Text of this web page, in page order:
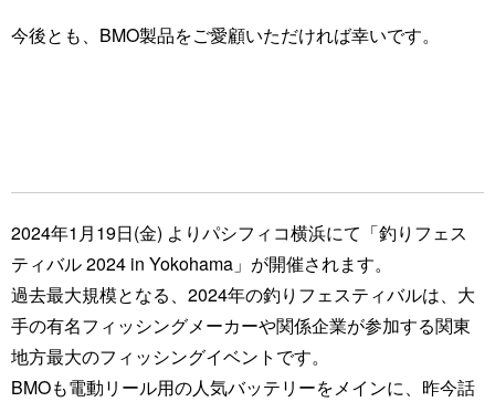
今後とも、BMO製品をご愛顧いただければ幸いです。
2024年1月19日(金) よりパシフィコ横浜にて「釣りフェス
ティバル 2024 in Yokohama」が開催されます。
過去最大規模となる、2024年の釣りフェスティバルは、大
手の有名フィッシングメーカーや関係企業が参加する関東
地方最大のフィッシングイベントです。
BMOも電動リール用の人気バッテリーをメインに、昨今話